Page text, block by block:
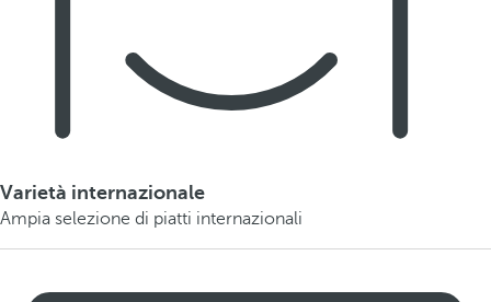
Varietà internazionale
Ampia selezione di piatti internazionali